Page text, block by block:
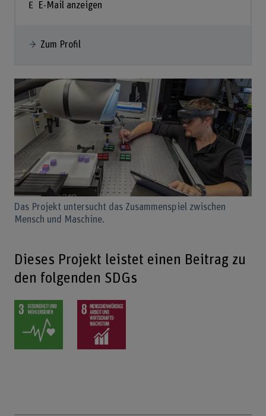
E-Mail anzeigen
Zum Profil
Das Projekt untersucht das Zusammenspiel zwischen
Mensch und Maschine.
Dieses Projekt leistet einen Beitrag zu
den folgenden SDGs